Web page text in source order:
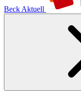
Beck Aktuell